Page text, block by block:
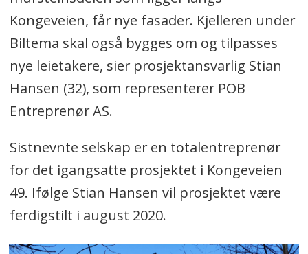
Kongeveien, får nye fasader. Kjelleren under
Biltema skal også bygges om og tilpasses
nye leietakere, sier prosjektansvarlig Stian
Hansen (32), som representerer POB
Entreprenør AS.
Sistnevnte selskap er en totalentreprenør
for det igangsatte prosjektet i Kongeveien
49. Ifølge Stian Hansen vil prosjektet være
ferdigstilt i august 2020.